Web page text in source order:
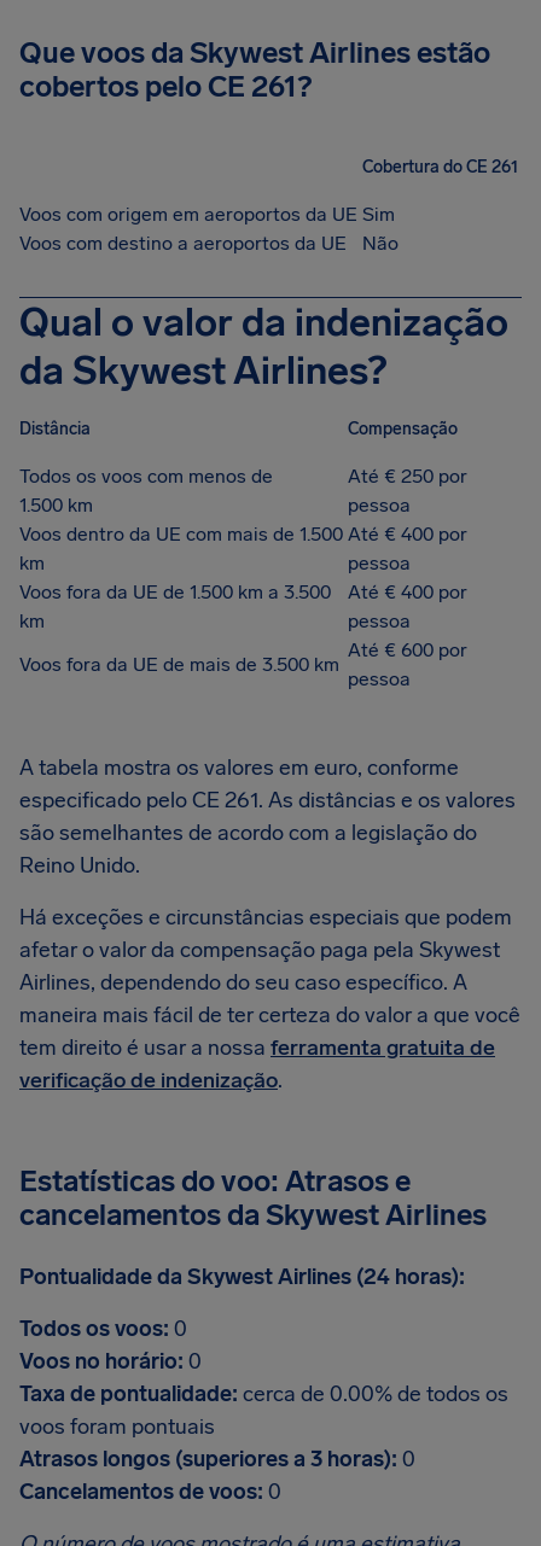
Que voos da Skywest Airlines estão
cobertos pelo CE 261?
Cobertura do CE 261
Voos com origem em aeroportos da UE Sim
Voos com destino a aeroportos da UE
Não
Qual o valor da indenização
da Skywest Airlines?
Distância Compensação
Todos os voos com menos de
1.500 km
Até € 250 por
pessoa
Voos dentro da UE com mais de 1.500
km
Até € 400 por
pessoa
Voos fora da UE de 1.500 km a 3.500
km
Até € 400 por
pessoa
Voos fora da UE de mais de 3.500 km
Até € 600 por
pessoa
A tabela mostra os valores em euro, conforme
especificado pelo CE 261. As distâncias e os valores
são semelhantes de acordo com a legislação do
Reino Unido.
Há exceções e circunstâncias especiais que podem
afetar o valor da compensação paga pela Skywest
Airlines, dependendo do seu caso específico. A
maneira mais fácil de ter certeza do valor a que você
tem direito é usar a nossa ferramenta gratuita de
verificação de indenização.
Estatísticas do voo: Atrasos e
cancelamentos da Skywest Airlines
Pontualidade da Skywest Airlines (24 horas):
Todos os voos: 0
Voos no horário: 0
Taxa de pontualidade: cerca de 0.00% de todos os
voos foram pontuais
Atrasos longos (superiores a 3 horas): 0
Cancelamentos de voos: 0